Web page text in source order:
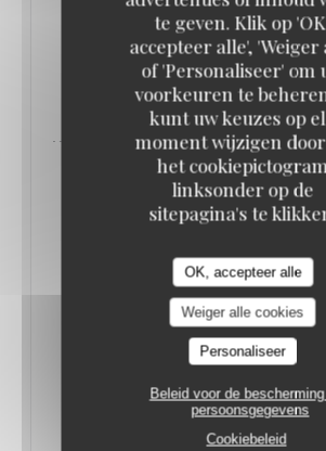
te geven. Klik op
accepteer alle', 'Weiger
of 'Personaliseer' om
voorkeuren te
kunt uw keuzes op
moment wijzigen
het
linksonder op de
sitepagina's te
OK, accepteer alle
Weiger alle cookies
Personaliseer
Beleid voor de
persoonsgegevens
Cookiebeleid
poignées dorées… en forme de pieds
LEES HET ARTIKEL((OPENT IN
QUE FAIRE À PARIS CETTE